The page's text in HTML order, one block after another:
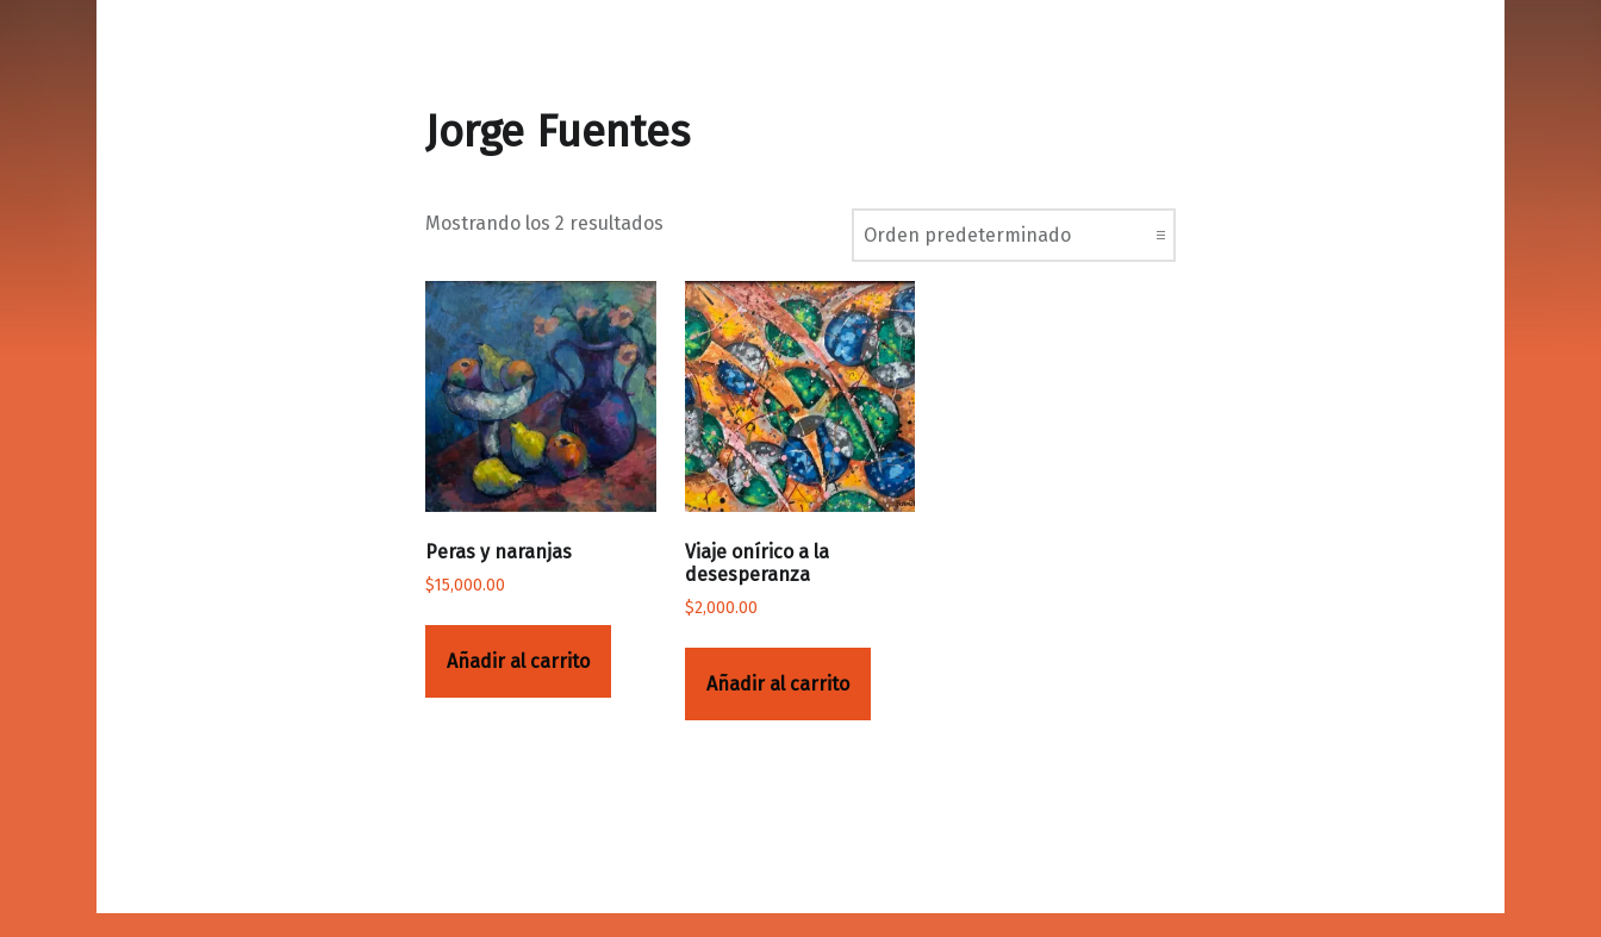
Jorge Fuentes
Mostrando los 2 resultados
Peras y naranjas
$15,000.00
Añadir al carrito
Viaje onírico a la
desesperanza
$2,000.00
Añadir al carrito